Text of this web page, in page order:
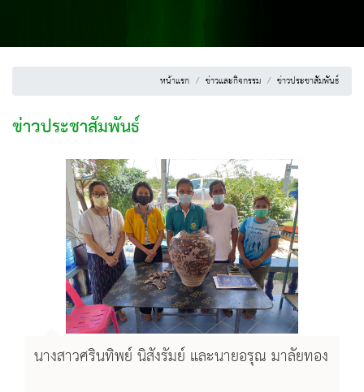
หน้าแรก ข่าวและกิจกรรม ข่าวประชาสัมพันธ์
ข่าวประชาสัมพันธ์
นางสาวศรินทิพย์ นิสังรัมย์ และนายอรุณ มาลัยทอง